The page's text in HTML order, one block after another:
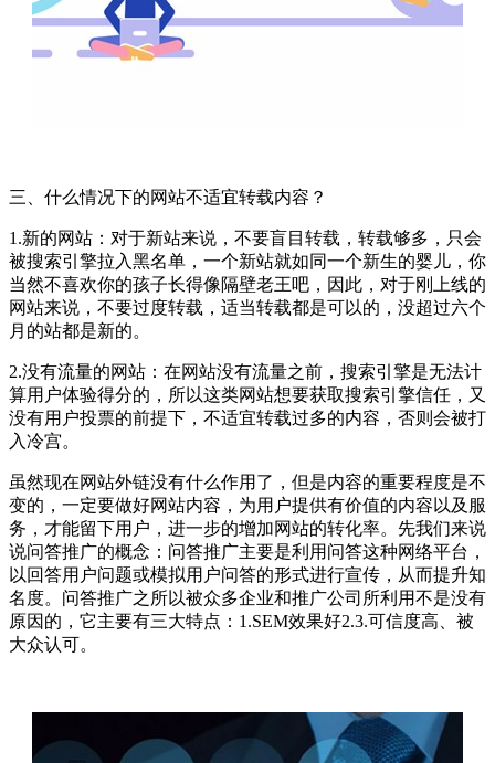
三、什么情况下的网站不适宜转载内容？
1.新的网站：对于新站来说，不要盲目转载，转载够多，只会
被搜索引擎拉入黑名单，一个新站就如同一个新生的婴儿，你
当然不喜欢你的孩子长得像隔壁老王吧，因此，对于刚上线的
网站来说，不要过度转载，适当转载都是可以的，没超过六个
月的站都是新的。
2.没有流量的网站：在网站没有流量之前，搜索引擎是无法计
算用户体验得分的，所以这类网站想要获取搜索引擎信任，又
没有用户投票的前提下，不适宜转载过多的内容，否则会被打
入冷宫。
虽然现在网站外链没有什么作用了，但是内容的重要程度是不
变的，一定要做好网站内容，为用户提供有价值的内容以及服
务，才能留下用户，进一步的增加网站的转化率。先我们来说
说问答推广的概念：问答推广主要是利用问答这种网络平台，
以回答用户问题或模拟用户问答的形式进行宣传，从而提升知
名度。问答推广之所以被众多企业和推广公司所利用不是没有
原因的，它主要有三大特点：1.SEM效果好2.3.可信度高、被
大众认可。